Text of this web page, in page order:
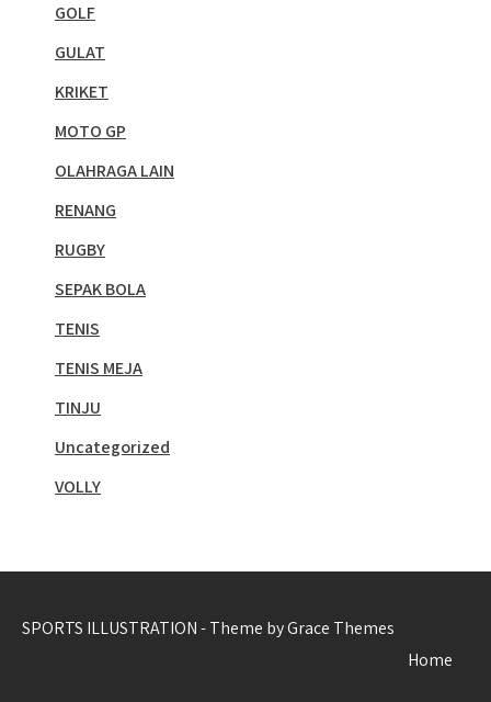
GOLF
GULAT
KRIKET
MOTO GP
OLAHRAGA LAIN
RENANG
RUGBY
SEPAK BOLA
TENIS
TENIS MEJA
TINJU
Uncategorized
VOLLY
SPORTS ILLUSTRATION - Theme by Grace Themes
Home